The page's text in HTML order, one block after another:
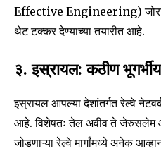
Effective Engineering)
थेट टक्कर देण्याच्या तयारीत आहे.
३. इस्रायल: कठीण
इस्रायल आपल्या देशांतर्गत रेल्वे
आहे. विशेषतः तेल अवीव ते जेरुसलेम
जोडणाऱ्या रेल्वे मार्गांमध्ये अनेक